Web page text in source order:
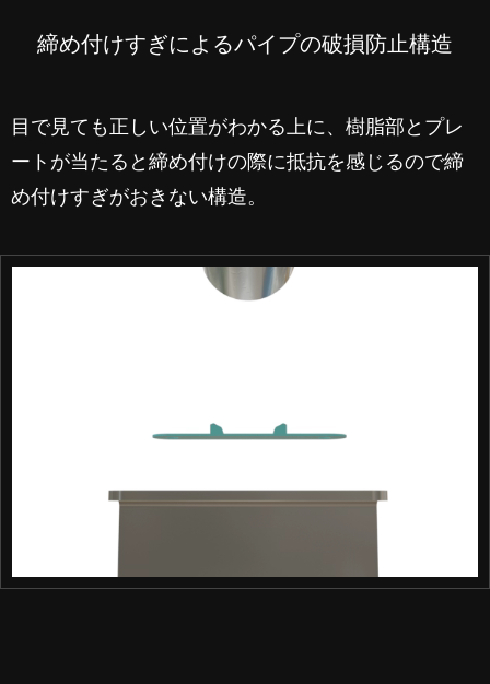
締め付けすぎによるパイプの破損防止構造
目で見ても正しい位置がわかる上に、樹脂部とプレ
ートが当たると締め付けの際に抵抗を感じるので締
め付けすぎがおきない構造。